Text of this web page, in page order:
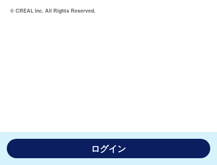
ログイン
© CREAL Inc. All Rights Reserved.